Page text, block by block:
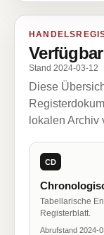
Stand 2024-03-12
Diese
lokalen Archiv
CD
Tabellarische
Registerblatt.
Abrufstand 2024-